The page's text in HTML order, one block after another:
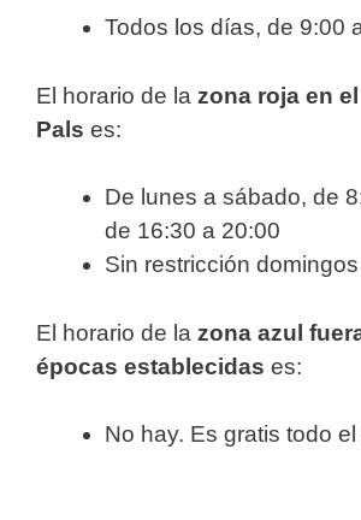
Todos los días, de 9:00
El horario de la zona roja en
Pals es:
De lunes a sábado, de
de 16:30 a 20:00
Sin restricción domingos
El horario de la zona azul
épocas establecidas es:
No hay. Es gratis todo